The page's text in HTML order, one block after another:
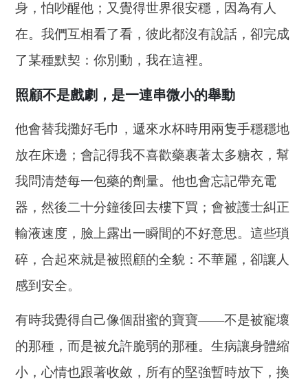
身，怕吵醒他；又覺得世界很安穩，因為有人
在。我們互相看了看，彼此都沒有說話，卻完成
了某種默契：你別動，我在這裡。
照顧不是戲劇，是一連串微小的舉動
他會替我攤好毛巾，遞來水杯時用兩隻手穩穩地
放在床邊；會記得我不喜歡藥裹著太多糖衣，幫
我問清楚每一包藥的劑量。他也會忘記帶充電
器，然後二十分鐘後回去樓下買；會被護士糾正
輸液速度，臉上露出一瞬間的不好意思。這些瑣
碎，合起來就是被照顧的全貌：不華麗，卻讓人
感到安全。
有時我覺得自己像個甜蜜的寶寶——不是被寵壞
的那種，而是被允許脆弱的那種。生病讓身體縮
小，心情也跟著收斂，所有的堅強暫時放下，換